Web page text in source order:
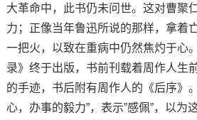
大革命中，此书仍未问世。这对曹聚
力；正像当年鲁迅所说的那样，拿着
一把火，以致在重病中仍然焦灼于心
录》终于出版，书前刊载着周作人生
的手迹，书后附有周作人的《后序》
心，办事的毅力”，表示”感佩”，以为